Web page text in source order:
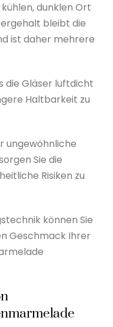
dunklen Ort
bleibt die
ist daher mehrere
die Gläser luftdicht
Haltbarkeit zu
ungewöhnliche
Sie die
Risiken zu
können Sie
Geschmack Ihrer